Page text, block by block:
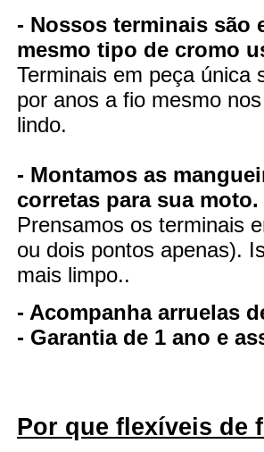
- Nossos terminais são
mesmo tipo de cromo
Terminais em peça única
por anos a fio mesmo
lindo.
- Montamos as
corretas para sua moto.
Prensamos os terminais
ou dois pontos apenas).
mais limpo..
- Acompanha arruelas
- Garantia de 1 ano e
Por que flexíveis de